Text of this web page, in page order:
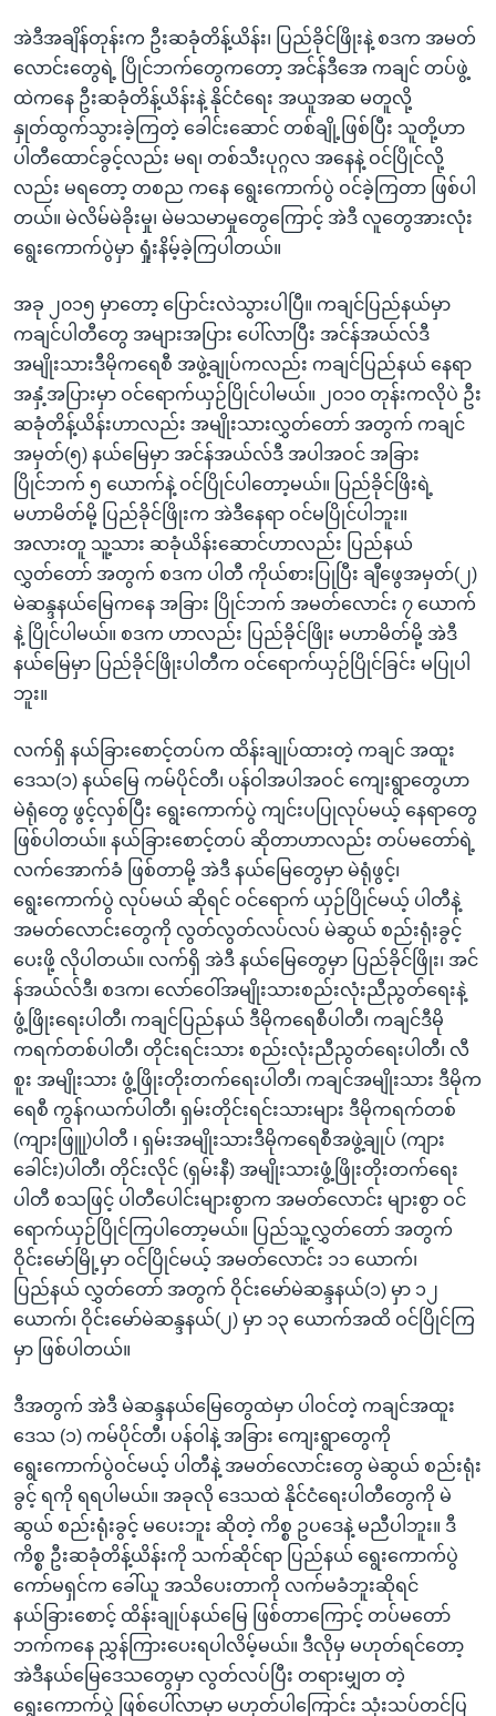
အဲဒီအချိန်တုန်းက ဦးဆခုံတိန့်ယိန်း၊ ပြည်ခိုင်ဖြိုးနဲ့ စဒက အမတ်
လောင်းတွေရဲ့ ပြိုင်ဘက်တွေကတော့ အင်န်ဒီအေ ကချင် တပ်ဖွဲ့
ထဲကနေ ဦးဆခုံတိန့်ယိန်းနဲ့ နိုင်ငံရေး အယူအဆ မတူလို့
နှုတ်ထွက်သွားခဲ့ကြတဲ့ ခေါင်းဆောင် တစ်ချို့ဖြစ်ပြီး သူတို့ဟာ
ပါတီထောင်ခွင့်လည်း မရ၊ တစ်သီးပုဂ္ဂလ အနေနဲ့ ဝင်ပြိုင်လို့
လည်း မရတော့ တစည ကနေ ရွေးကောက်ပွဲ ဝင်ခဲ့ကြတာ ဖြစ်ပါ
တယ်။ မဲလိမ်မဲခိုးမှု၊ မဲမသမာမှုတွေကြောင့် အဲဒီ လူတွေအားလုံး
ရွေးကောက်ပွဲမှာ ရှုံးနိမ့်ခဲ့ကြပါတယ်။
အခု ၂၀၁၅ မှာတော့ ပြောင်းလဲသွားပါပြီ။ ကချင်ပြည်နယ်မှာ
ကချင်ပါတီတွေ အများအပြား ပေါ်လာပြီး အင်န်အယ်လ်ဒီ
အမျိုးသားဒီမိုကရေစီ အဖွဲ့ချုပ်ကလည်း ကချင်ပြည်နယ် နေရာ
အနှံ့အပြားမှာ ဝင်ရောက်ယှဉ်ပြိုင်ပါမယ်။ ၂၀၁၀ တုန်းကလိုပဲ ဦး
ဆခုံတိန့်ယိန်းဟာလည်း အမျိုးသားလွှတ်တော် အတွက် ကချင်
အမှတ်(၅) နယ်မြေမှာ အင်န်အယ်လ်ဒီ အပါအဝင် အခြား
ပြိုင်ဘက် ၅ ယောက်နဲ့ ဝင်ပြိုင်ပါတော့မယ်။ ပြည်ခိုင်ဖြိးရဲ့
မဟာမိတ်မို့ ပြည်ခိုင်ဖြိုးက အဲဒီနေရာ ဝင်မပြိုင်ပါဘူး။
အလားတူ သူ့သား ဆခုံယိန်းဆောင်ဟာလည်း ပြည်နယ်
လွှတ်တော် အတွက် စဒက ပါတီ ကိုယ်စားပြုပြီး ချီဖွေအမှတ်(၂)
မဲဆန္ဒနယ်မြေကနေ အခြား ပြိုင်ဘက် အမတ်လောင်း ၇ ယောက်
နဲ့ ပြိုင်ပါမယ်။ စဒက ဟာလည်း ပြည်ခိုင်ဖြိုး မဟာမိတ်မို့ အဲဒီ
နယ်မြေမှာ ပြည်ခိုင်ဖြိုးပါတီက ဝင်ရောက်ယှဉ်ပြိုင်ခြင်း မပြုပါ
ဘူး။
လက်ရှိ နယ်ခြားစောင့်တပ်က ထိန်းချုပ်ထားတဲ့ ကချင် အထူး
ဒေသ(၁) နယ်မြေ ကမ်ပိုင်တီ၊ ပန်ဝါအပါအဝင် ကျေးရွာတွေဟာ
မဲရုံတွေ ဖွင့်လှစ်ပြီး ရွေးကောက်ပွဲ ကျင်းပပြုလုပ်မယ့် နေရာတွေ
ဖြစ်ပါတယ်။ နယ်ခြားစောင့်တပ် ဆိုတာဟာလည်း တပ်မတော်ရဲ့
လက်အောက်ခံ ဖြစ်တာမို့ အဲဒီ နယ်မြေတွေမှာ မဲရုံဖွင့်၊
ရွေးကောက်ပွဲ လုပ်မယ် ဆိုရင် ဝင်ရောက် ယှဉ်ပြိုင်မယ့် ပါတီနဲ့
အမတ်လောင်းတွေကို လွတ်လွတ်လပ်လပ် မဲဆွယ် စည်းရုံးခွင့်
ပေးဖို့ လိုပါတယ်။ လက်ရှိ အဲဒီ နယ်မြေတွေမှာ ပြည်ခိုင်ဖြိုး၊ အင်
န်အယ်လ်ဒီ၊ စဒက၊ လော်ဝေါ်အမျိုးသားစည်းလုံးညီညွတ်ရေးနဲ့
ဖွံ့ဖြိုးရေးပါတီ၊ ကချင်ပြည်နယ် ဒီမိုကရေစီပါတီ၊ ကချင်ဒီမို
ကရက်တစ်ပါတီ၊ တိုင်းရင်းသား စည်းလုံးညီညွတ်ရေးပါတီ၊ လီ
စူး အမျိုးသား ဖွံ့ဖြိုးတိုးတက်ရေးပါတီ၊ ကချင်အမျိုးသား ဒီမိုက
ရေစီ ကွန်ဂယက်ပါတီ၊ ရှမ်းတိုင်းရင်းသားများ ဒီမိုကရက်တစ်
(ကျားဖြူု)ပါတီ ၊ ရှမ်းအမျိုးသားဒီမိုကရေစီအဖွဲ့ချုပ် (ကျား
ခေါင်း)ပါတီ၊ တိုင်းလိုင် (ရှမ်းနီ) အမျိုးသားဖွံ့ဖြိုးတိုးတက်ရေး
ပါတီ စသဖြင့် ပါတီပေါင်းများစွာက အမတ်လောင်း များစွာ ဝင်
ရောက်ယှဉ်ပြိုင်ကြပါတော့မယ်။ ပြည်သူ့လွှတ်တော် အတွက်
ဝိုင်းမော်မြို့မှာ ဝင်ပြိုင်မယ့် အမတ်လောင်း ၁၁ ယောက်၊
ပြည်နယ် လွှတ်တော် အတွက် ဝိုင်းမော်မဲဆန္ဒနယ်(၁) မှာ ၁၂
ယောက်၊ ဝိုင်းမော်မဲဆန္ဒနယ်(၂) မှာ ၁၃ ယောက်အထိ ဝင်ပြိုင်ကြ
မှာ ဖြစ်ပါတယ်။
ဒီအတွက် အဲဒီ မဲဆန္ဒနယ်မြေတွေထဲမှာ ပါဝင်တဲ့ ကချင်အထူး
ဒေသ (၁) ကမ်ပိုင်တီ၊ ပန်ဝါနဲ့ အခြား ကျေးရွာတွေကို
ရွေးကောက်ပွဲဝင်မယ့် ပါတီနဲ့ အမတ်လောင်းတွေ မဲဆွယ် စည်းရုံး
ခွင့် ရကို ရရပါမယ်။ အခုလို ဒေသထဲ နိုင်ငံရေးပါတီတွေကို မဲ
ဆွယ် စည်းရုံးခွင့် မပေးဘူး ဆိုတဲ့ ကိစ္စ ဥပဒေနဲ့ မညီပါဘူး။ ဒီ
ကိစ္စ ဦးဆခုံတိန့်ယိန်းကို သက်ဆိုင်ရာ ပြည်နယ် ရွေးကောက်ပွဲ
ကော်မရှင်က ခေါ်ယူ အသိပေးတာကို လက်မခံဘူးဆိုရင်
နယ်ခြားစောင့် ထိန်းချုပ်နယ်မြေ ဖြစ်တာကြောင့် တပ်မတော်
ဘက်ကနေ ညွှန်ကြားပေးရပါလိမ့်မယ်။ ဒီလိုမှ မဟုတ်ရင်တော့
အဲဒီနယ်မြေဒေသတွေမှာ လွတ်လပ်ပြီး တရားမျှတ တဲ့
ရွေးကောက်ပွဲ ဖြစ်ပေါ်လာမှာ မဟုတ်ပါကြောင်း သုံးသပ်တင်ပြ